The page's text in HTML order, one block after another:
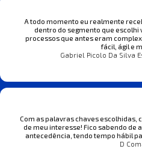
A todo momento eu realmente
dentro do segmento que escolhi
processos que antes eram
fácil, ágil e
Gabriel Picolo Da Silva
Com as palavras chaves escolhidas,
de meu interesse! Fico sabendo de
antecedência, tendo tempo hábil
D